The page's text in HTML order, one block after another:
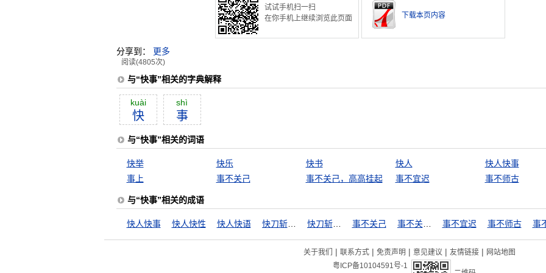
试试手机扫一扫
在你手机上继续浏览此页面
下载本页内容
分享到： 更多
阅读(4805次)
与“快事”相关的字典解释
kuài
快
shì
事
与“快事”相关的词语
快举 快乐 快书 快人
快人快事
事上
事不关己 事不关己，高高挂起 事不宜迟 事不师古
与“快事”相关的成语
快人快事 快人快性 快人快语 快刀斩乱丝 快刀斩乱麻 事不关己 事不宜迟 事不师古 事
关于我们 | 联系方式 | 免责声明 | 意见建议 | 友情链接 | 网站地图
粤ICP备10104591号-1